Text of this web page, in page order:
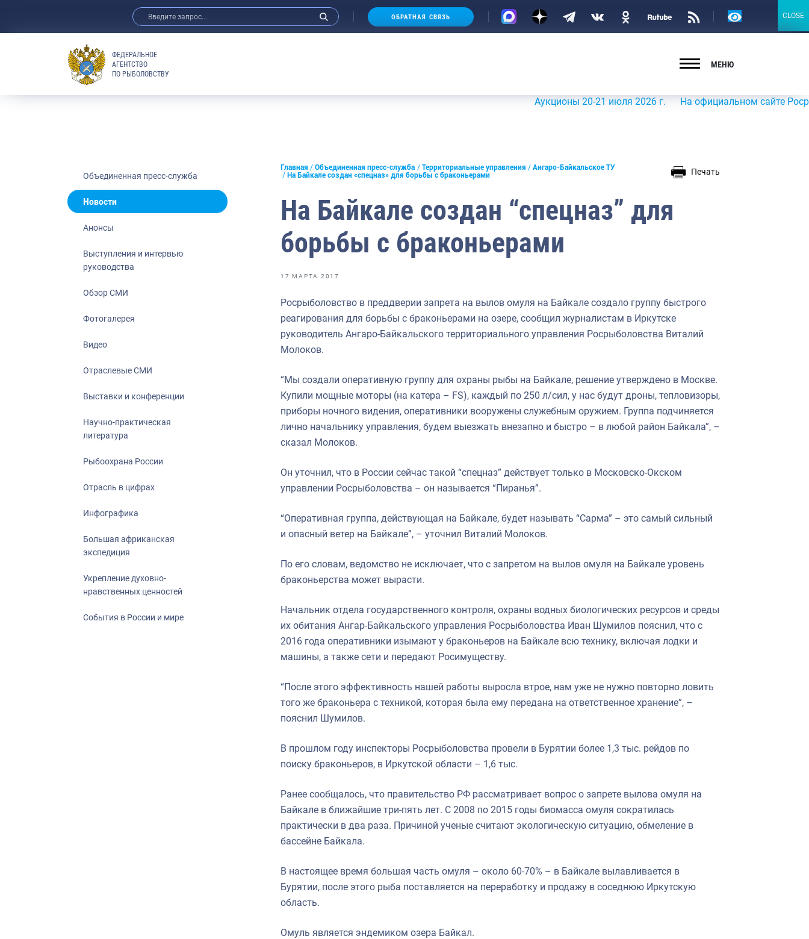
Анонсы
Отраслевые СМИ
Выставки и конференции
Научно-практическая литература
Рыбоохрана России
Большая африканская экспедиция
Укрепление духовно-нравственных
ОБРАТНАЯ СВЯЗЬ
Версия
ФЕДЕРАЛЬНОЕ
АГЕНТСТВО
ПО РЫБОЛОВСТВУ
МЕНЮ
Аукционы 20-21 июля 2026 г. На официальном сайте
Объединенная пресс-служба
Новости
Анонсы
Выступления и интервью
руководства
Обзор СМИ
Фотогалерея
Видео
Отраслевые СМИ
Выставки и конференции
Научно-практическая
литература
Рыбоохрана России
Отрасль в цифрах
Инфографика
Большая африканская
экспедиция
Укрепление духовно-
нравственных ценностей
События в России и мире
Главная Объединенная пресс-служба Территориальные управления
Ангаро-Байкальское ТУ
На Байкале создан «спецназ» для борьбы с браконьерами
Печать
На Байкале создан “спецназ” для
борьбы с браконьерами
17 МАРТА 2017
Росрыболовство в преддверии запрета на вылов омуля на Байкале создало группу быстрого
реагирования для борьбы с браконьерами на озере, сообщил журналистам в Иркутске
руководитель Ангаро-Байкальского территориального управления Росрыболовства Виталий
Молоков.
“Мы создали оперативную группу для охраны рыбы на Байкале, решение утверждено в Москве.
Купили мощные моторы (на катера – FS), каждый по 250 л/сил, у нас будут дроны, тепловизоры,
приборы ночного видения, оперативники вооружены служебным оружием. Группа подчиняется
лично начальнику управления, будем выезжать внезапно и быстро – в любой район Байкала”, –
сказал Молоков.
Он уточнил, что в России сейчас такой “спецназ” действует только в Московско-Окском
управлении Росрыболовства – он называется “Пиранья”.
“Оперативная группа, действующая на Байкале, будет называть “Сарма” – это самый сильный
и опасный ветер на Байкале”, – уточнил Виталий Молоков.
По его словам, ведомство не исключает, что с запретом на вылов омуля на Байкале уровень
браконьерства может вырасти.
Начальник отдела государственного контроля, охраны водных биологических ресурсов и среды
их обитания Ангар-Байкальского управления Росрыболовства Иван Шумилов пояснил, что с
2016 года оперативники изымают у браконьеров на Байкале всю технику, включая лодки и
машины, а также сети и передают Росимуществу.
“После этого эффективность нашей работы выросла втрое, нам уже не нужно повторно ловить
того же браконьера с техникой, которая была ему передана на ответственное хранение”, –
пояснил Шумилов.
В прошлом году инспекторы Росрыболовства провели в Бурятии более 1,3 тыс. рейдов по
поиску браконьеров, в Иркутской области – 1,6 тыс.
Ранее сообщалось, что правительство РФ рассматривает вопрос о запрете вылова омуля на
Байкале в ближайшие три-пять лет. С 2008 по 2015 годы биомасса омуля сократилась
практически в два раза. Причиной ученые считают экологическую ситуацию, обмеление в
бассейне Байкала.
В настоящее время большая часть омуля – около 60-70% – в Байкале вылавливается в
Бурятии, после этого рыба поставляется на переработку и продажу в соседнюю Иркутскую
область.
Омуль является эндемиком озера Байкал.
CLOSE
CLOSE